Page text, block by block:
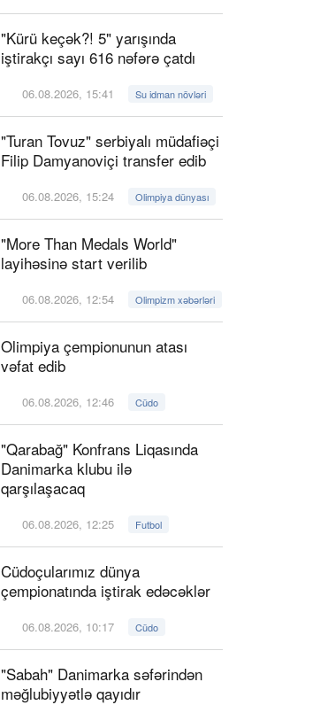
"Kürü keçək?! 5" yarışında
iştirakçı sayı 616 nəfərə çatdı
06.08.2026, 15:41 Su idman növləri
"Turan Tovuz" serbiyalı müdafiəçi
Filip Damyanoviçi transfer edib
06.08.2026, 15:24 Olimpiya dünyası
"More Than Medals World"
layihəsinə start verilib
06.08.2026, 12:54 Olimpizm xəbərləri
Olimpiya çempionunun atası
vəfat edib
06.08.2026, 12:46 Cüdo
"Qarabağ" Konfrans Liqasında
Danimarka klubu ilə
qarşılaşacaq
06.08.2026, 12:25 Futbol
Cüdoçularımız dünya
çempionatında iştirak edəcəklər
06.08.2026, 10:17 Cüdo
"Sabah" Danimarka səfərindən
məğlubiyyətlə qayıdır